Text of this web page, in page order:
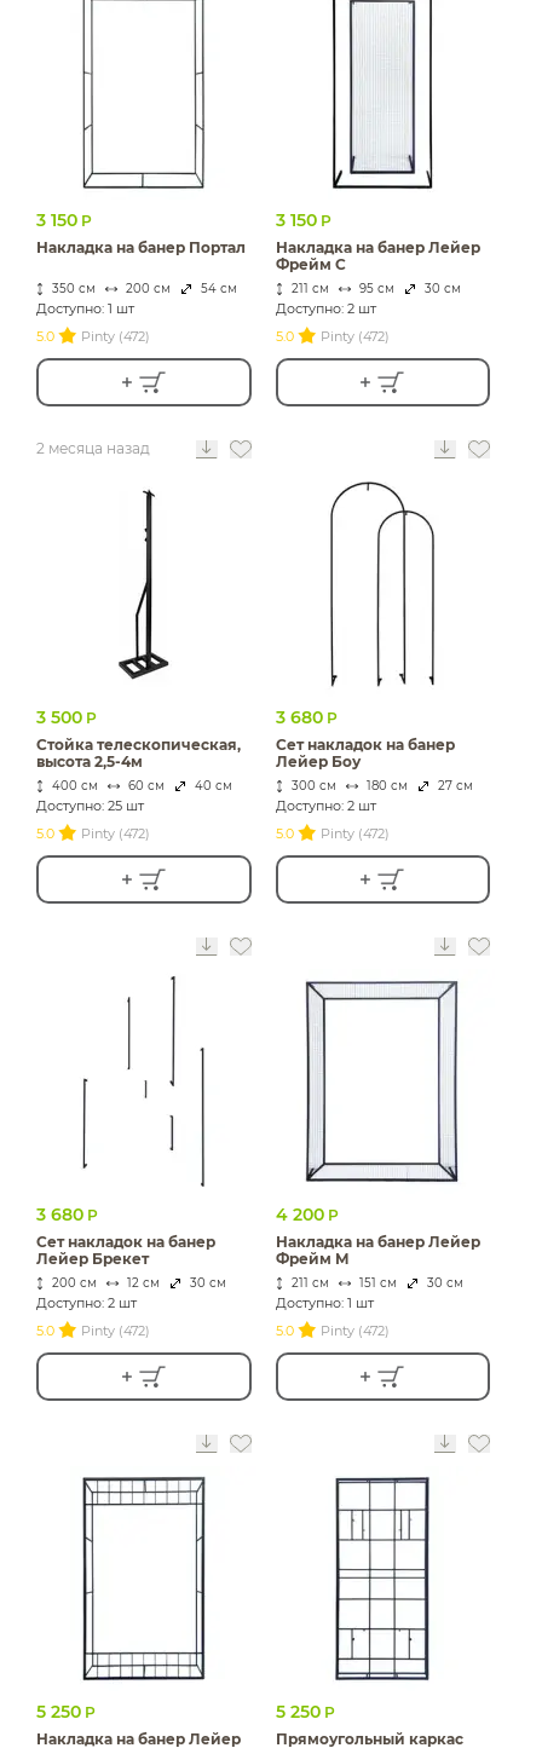
3 150 Р
Накладка на банер Портал
350 см 200 см 54 см
Доступно: 1 шт
5.0
Pinty (472)
3 150 Р
Накладка на банер Лейер
Фрейм С
211 см 95 см 30 см
Доступно: 2 шт
5.0
Pinty (472)
2 месяца назад
3 500 Р
Стойка телескопическая,
высота 2,5-4м
400 см 60 см 40 см
Доступно: 25 шт
5.0
Pinty (472)
3 680 Р
Сет накладок на банер
Лейер Боу
300 см 180 см 27 см
Доступно: 2 шт
5.0
Pinty (472)
3 680 Р
Сет накладок на банер
Лейер Брекет
200 см 12 см 30 см
Доступно: 2 шт
5.0
Pinty (472)
4 200 Р
Накладка на банер Лейер
Фрейм М
211 см 151 см 30 см
Доступно: 1 шт
5.0
Pinty (472)
5 250 Р
Накладка на банер Лейер
5 250 Р
Прямоугольный каркас